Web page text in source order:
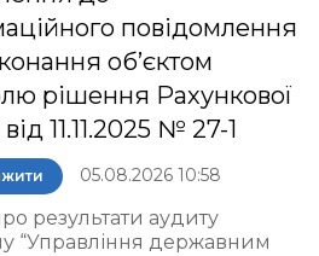
повідомлення
об’єктом
рішення Рахункової
11.11.2025 № 27-1
05.08.2026 10:58
результати аудиту
“Управління державним